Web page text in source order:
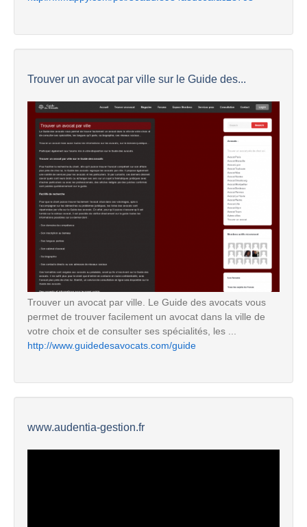
Trouver un avocat par ville sur le Guide des...
Trouver un avocat par ville. Le Guide des avocats vous
permet de trouver facilement un avocat dans la ville de
votre choix et de consulter ses spécialités, les ...
http://www.guidedesavocats.com/guide
www.audentia-gestion.fr